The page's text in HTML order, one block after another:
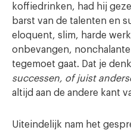
koffiedrinken, had hij
barst van de talenten en
eloquent, slim, harde
onbevangen, nonchalante
tegemoet gaat. Dat je
successen, of juist
altijd aan de andere kant
Uiteindelijk nam het